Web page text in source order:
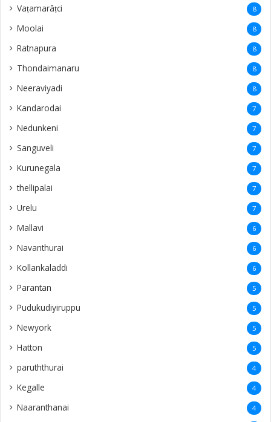
Nedunkeni 7
Sanguveli 7
Kurunegala 7
thellipalai 7
Urelu 7
Mallavi 6
Navanthurai 6
Kollankaladdi 6
Parantan 5
Pudukudiyiruppu 5
Newyork 5
Hatton 5
paruththurai 4
Kegalle 4
Naaranthanai 4
Sangarathai 4
Ezhuthumadduvaal 4
Allaipiddy 4
Kadurugoda 4
Kalutara 4
Chilaw 4